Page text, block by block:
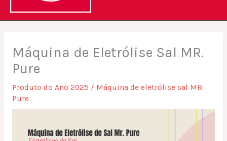
Máquina de Eletrólise Sal MR.
Pure
Produto do Ano 2025 / Máquina de eletrólise sal MR.
Pure